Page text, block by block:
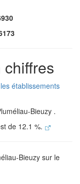
établissements
Bieuzy .
de 12.1 %.
Bieuzy sur le